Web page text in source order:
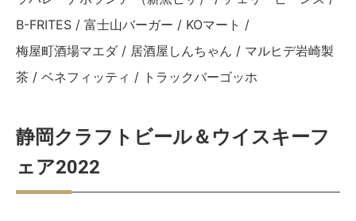
B-FRITES / 富士山バーガー / KOマート /
梅屋町酒場マエダ / 居酒屋しんちゃん / マルヒデ岩崎製
茶 / ベネフィッティ / トラックバーゴッホ
静岡クラフトビール＆ウイスキーフ
ェア2022